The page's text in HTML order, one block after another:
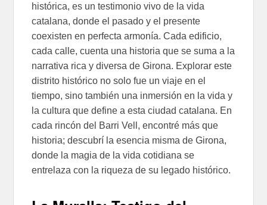
histórica, es un testimonio vivo de la vida
catalana, donde el pasado y el presente
coexisten en perfecta armonía. Cada edificio,
cada calle, cuenta una historia que se suma a la
narrativa rica y diversa de Girona. Explorar este
distrito histórico no solo fue un viaje en el
tiempo, sino también una inmersión en la vida y
la cultura que define a esta ciudad catalana. En
cada rincón del Barri Vell, encontré más que
historia; descubrí la esencia misma de Girona,
donde la magia de la vida cotidiana se
entrelaza con la riqueza de su legado histórico.